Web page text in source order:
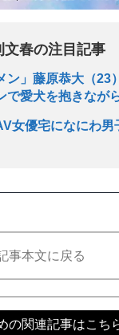
文春の注目記事
ン」藤原恭大（23
で愛犬を抱きな
女優宅になにわ
事本文に戻る
の関連記事はこち